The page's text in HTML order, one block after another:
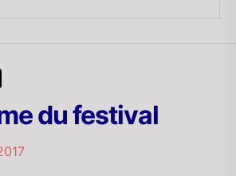
du festival